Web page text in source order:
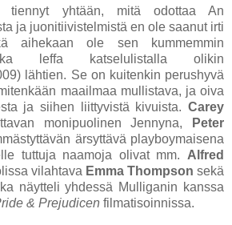
tiennyt yhtään, mitä odottaa An
ja juonitiivistelmistä en ole saanut irti
aihekaan ole sen kummemmin
leffa katselulistalla olikin
lähtien. Se on kuitenkin perushyvä
maailmaa mullistava, ja oiva
ja siihen liittyvistä kivuista. Carey
monipuolinen Jennyna,
Peter
ärsyttävä playboymaisena
tuttuja naamoja olivat mm. Alfred
vilahtava Emma Thompson sekä
näytteli yhdessä Mulliganin kanssa
& Prejudicen filmatisoinnissa.